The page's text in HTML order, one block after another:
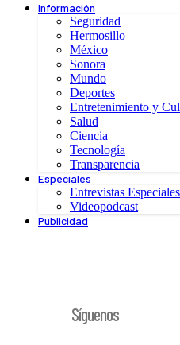
Información
Seguridad
Hermosillo
México
Sonora
Mundo
Deportes
Entretenimiento y
Salud
Ciencia
Tecnología
Transparencia
Especiales
Entrevistas
Videopodcast
Publicidad
Síguenos